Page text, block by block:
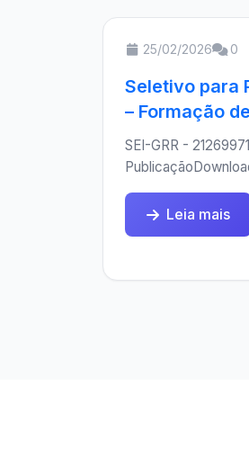
25/02/2026 0
Seletivo para
– Formação
SEI-GRR -
Leia mais